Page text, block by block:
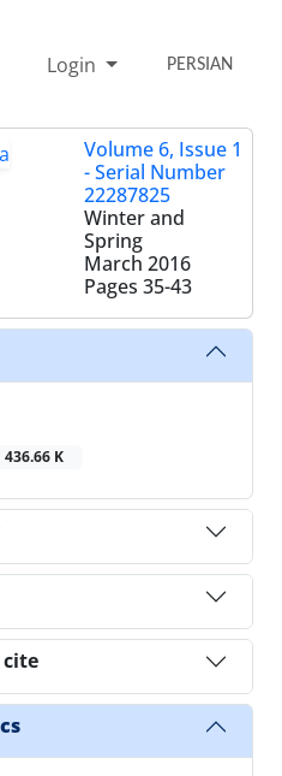
Login PERSIAN
Volume 6, Issue 1
- Serial Number
22287825
Winter and
Spring
March 2016
Pages 35-43
436.66 K